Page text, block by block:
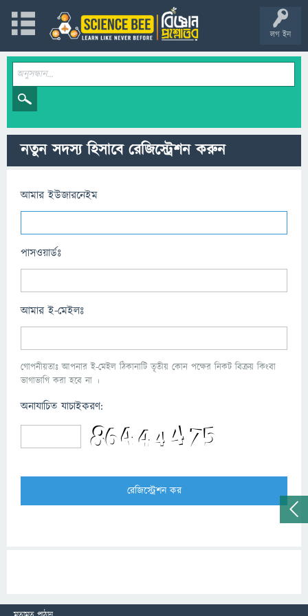
লগ ইন
নতুন সদস্য হিসাবে রেজিস্ট্রেশন করুন
আমার ইউজারনেইম
পাসওয়ার্ডঃ
আমার ই-মেইলঃ
গোপনীয়তাঃ আপনার ই-মেইল ঠিকানাটি তৃতীয় কোন পক্ষের নিকট বিক্রয় কিংবা
ভাগাভাগি করা হবে না ।
অনাযাচিত যাচাইকরণ: